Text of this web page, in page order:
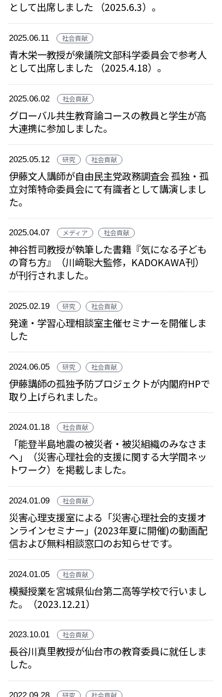
として出席しました （2025.6.3）。
2025.06.11 社会貢献
青木栄一教授が衆議院文部科学委員会で参考人
として出席しました （2025.4.18）。
2025.06.02 社会貢献
グローバル共生教育論コースの教員と学生が高
大連携に参加しました。
2025.05.12 研究 社会貢献
伊藤文人講師が自由民主党政務調査会 孤独・孤
立対策特命委員会にて有識者として講演しまし
た。
2025.04.07 メディア 社会貢献
神谷哲司教授が執筆した書籍『気になる子ども
の育ち方』（川﨑聡大監修，KADOKAWA刊）
が刊行されました。
2025.02.19 研究 社会貢献
発達・学習心理相談室主催セミナーを開催しま
した
2024.06.05 研究 社会貢献
伊藤講師の孤独予防プロジェクトが内閣府HPで
取り上げられました。
2024.01.18 社会貢献
「能登半島地震の被災者・被災組織のみなさま
へ」（災害心理社会的支援に関する大学間ネッ
トワーク）を掲載しました。
2024.01.09 社会貢献
災害心理支援室による「災害心理社会的支援オ
ンラインセミナー」(2023年夏に開催)の動画配
信および無料相談窓口のお知らせです。
2024.01.05 社会貢献
模擬授業を宮城県仙台第二高等学校で行いまし
た。（2023.12.21）
2023.10.01 社会貢献
長谷川真里教授が仙台市の教育委員に就任しま
した。